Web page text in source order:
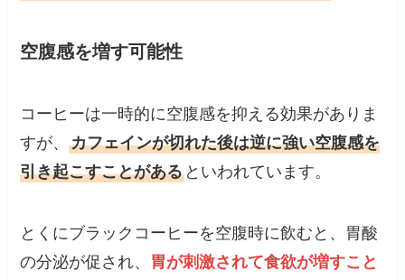
空腹感を増す可能性
コーヒーは一時的に空腹感を抑える効果がありま
すが、カフェインが切れた後は逆に強い空腹感を
引き起こすことがある といわれています。
とくにブラックコーヒーを空腹時に飲むと、胃酸
の分泌が促され、 胃が刺激されて食欲が増すこと